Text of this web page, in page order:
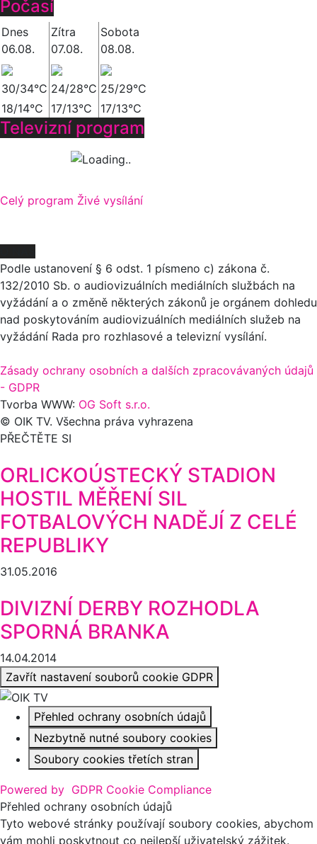
Počasí
Dnes
06.08.
Zítra
07.08.
Sobota
08.08.
30/34°C 24/28°C 25/29°C
18/14°C
17/13°C 17/13°C
Televizní program
Celý program Živé vysílání
Podle ustanovení § 6 odst. 1 písmeno c) zákona č.
132/2010 Sb. o audiovizuálních mediálních službách na
vyžádání a o změně některých zákonů je orgánem dohledu
nad poskytováním audiovizuálních mediálních služeb na
vyžádání Rada pro rozhlasové a televizní vysílání.
Zásady ochrany osobních a dalších zpracovávaných údajů
- GDPR
Tvorba WWW: OG Soft s.r.o.
© OIK TV. Všechna práva vyhrazena
PŘEČTĚTE SI
ORLICKOÚSTECKÝ STADION
HOSTIL MĚŘENÍ SIL
FOTBALOVÝCH NADĚJÍ Z CELÉ
REPUBLIKY
31.05.2016
DIVIZNÍ DERBY ROZHODLA
SPORNÁ BRANKA
14.04.2014
Zavřít nastavení souborů cookie GDPR
Přehled ochrany osobních údajů
Nezbytně nutné soubory cookies
Soubory cookies třetích stran
Powered by GDPR Cookie Compliance
Přehled ochrany osobních údajů
Tyto webové stránky používají soubory cookies, abychom
vám mohli poskytnout co nejlepší uživatelský zážitek.